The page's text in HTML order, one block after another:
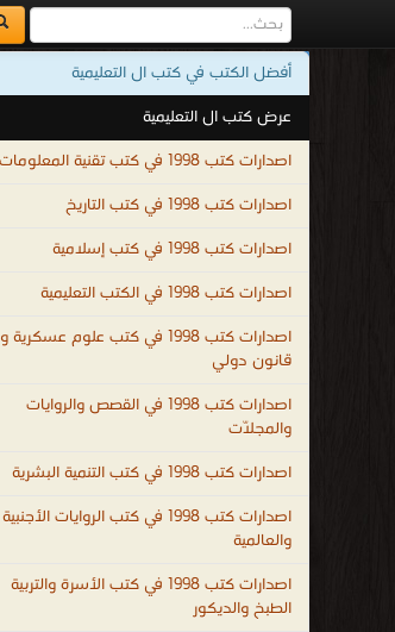
الحياة
في
مختلف
للمهتمين
لجميع
المجالات
أفضل الكتب في كتب ال التعليمية
عرض كتب ال التعليمية
اصدارات كتب 1998 في كتب تقنية المعلومات
اصدارات كتب 1998 في كتب التاريخ
اصدارات كتب 1998 في كتب إسلامية
اصدارات كتب 1998 في الكتب التعليمية
اصدارات كتب 1998 في كتب علوم عسكرية و
قانون دولي
اصدارات كتب 1998 في القصص والروايات
والمجلّات
اصدارات كتب 1998 في كتب التنمية البشرية
اصدارات كتب 1998 في كتب الروايات الأجنبية
والعالمية
اصدارات كتب 1998 في كتب الأسرة والتربية
الطبخ والديكور